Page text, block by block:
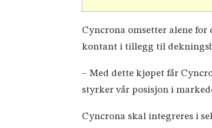
Cyncrona omsetter alene
kontant i tillegg til
– Med dette kjøpet får
styrker vår posisjon i
Cyncrona skal integreres i